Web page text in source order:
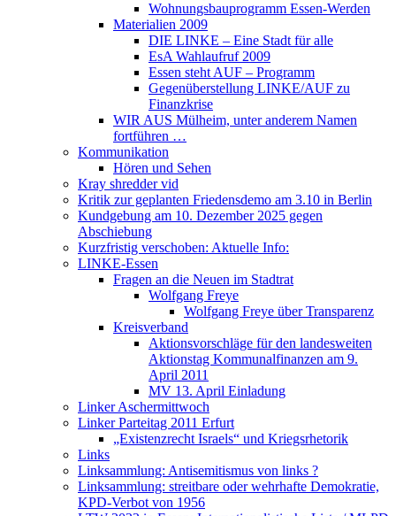
Wohnungsbauprogramm Essen-Werden
Materialien 2009
DIE LINKE – Eine Stadt für alle
EsA Wahlaufruf 2009
Essen steht AUF – Programm
Gegenüberstellung LINKE/AUF zu
Finanzkrise
WIR AUS Mülheim, unter anderem Namen
fortführen …
Kommunikation
Hören und Sehen
Kray shredder vid
Kritik zur geplanten Friedensdemo am 3.10 in Berlin
Kundgebung am 10. Dezember 2025 gegen
Abschiebung
Kurzfristig verschoben: Aktuelle Info:
LINKE-Essen
Fragen an die Neuen im Stadtrat
Wolfgang Freye
Wolfgang Freye über Transparenz
Kreisverband
Aktionsvorschläge für den landesweiten
Aktionstag Kommunalfinanzen am 9.
April 2011
MV 13. April Einladung
Linker Aschermittwoch
Linker Parteitag 2011 Erfurt
„Existenzrecht Israels“ und Kriegsrhetorik
Links
Linksammlung: Antisemitismus von links ?
Linksammlung: streitbare oder wehrhafte Demokratie,
KPD-Verbot von 1956